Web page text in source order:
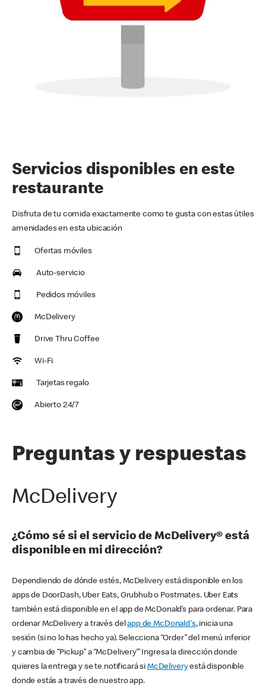
Servicios disponibles en este
restaurante
Disfruta de tu comida exactamente como te gusta con estas útiles
amenidades en esta ubicación
Ofertas móviles
Auto-servicio
Pedidos móviles
McDelivery
Drive Thru Coffee
Wi-Fi
Tarjetas regalo
Abierto 24/7
Preguntas y respuestas
McDelivery
¿Cómo sé si el servicio de McDelivery® está
disponible en mi dirección?
Dependiendo de dónde estés, McDelivery está disponible en los
apps de DoorDash, Uber Eats, Grubhub o Postmates. Uber Eats
también está disponible en el app de McDonald’s para ordenar. Para
ordenar McDelivery a través delapp de McDonald's, inicia una
sesión (si no lo has hecho ya). Selecciona “Order” del menú inferior
y cambia de “Pickup” a “McDelivery’” Ingresa la dirección donde
quieres la entrega y se te notificará si McDeliveryestá disponible
donde estás a través de nuestro app.